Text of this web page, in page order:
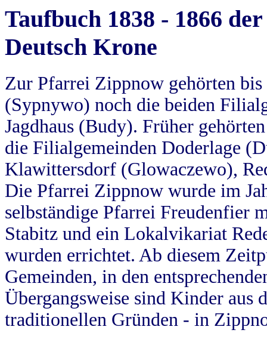
Taufbuch 1838 - 1866
Deutsch Krone
Zur Pfarrei Zippnow gehörten
(Sypnywo) noch die beiden
Jagdhaus (Budy). Früher
die Filialgemeinden Doderlage
Klawittersdorf (Glowaczewo),
Die Pfarrei Zippnow wurde im
selbständige Pfarrei Freudenfier
Stabitz und ein Lokalvikariat
wurden errichtet. Ab diesem
Gemeinden, in den
Übergangsweise sind Kinder aus
traditionellen Gründen - in